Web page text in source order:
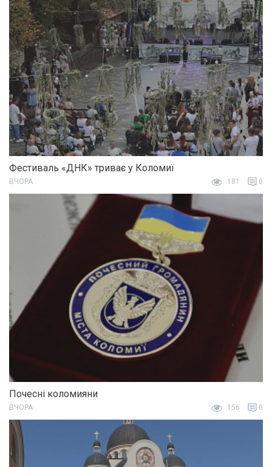
Фестиваль «ДНК» триває у Коломиї
ВЧОРА 181 0
Почесні коломияни
ВЧОРА 156 0